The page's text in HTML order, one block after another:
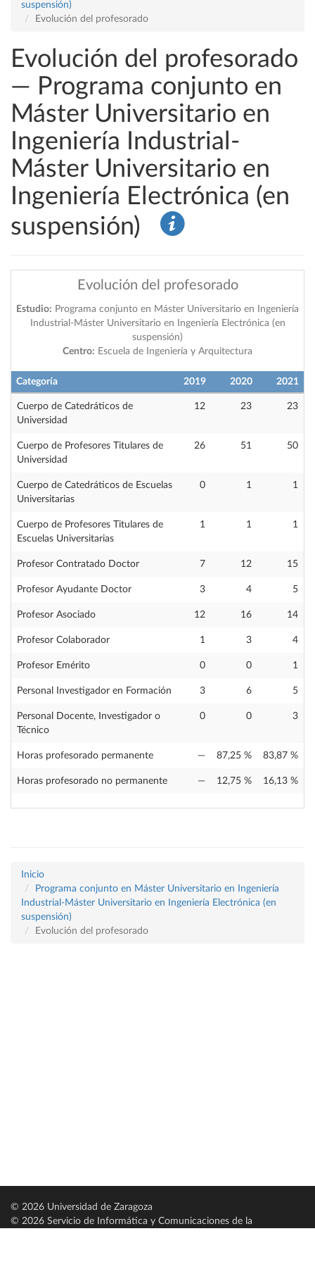
suspensión)
Evolución del profesorado
Evolución del profesorado
— Programa conjunto en
Máster Universitario en
Ingeniería Industrial-
Máster Universitario en
Ingeniería Electrónica (en
suspensión)
Evolución del profesorado
Estudio: Programa conjunto en Máster Universitario en Ingeniería
Industrial-Máster Universitario en Ingeniería Electrónica (en
suspensión)
Centro: Escuela de Ingeniería y Arquitectura
Categoría 2019 2020 2021
Cuerpo de Catedráticos de
Universidad
12 23 23
Cuerpo de Profesores Titulares de
Universidad
26 51 50
Cuerpo de Catedráticos de Escuelas
Universitarias
0 1 1
Cuerpo de Profesores Titulares de
Escuelas Universitarias
1 1 1
Profesor Contratado Doctor 7 12 15
Profesor Ayudante Doctor 3 4 5
Profesor Asociado 12 16 14
Profesor Colaborador 1 3 4
Profesor Emérito 0 0 1
Personal Investigador en Formación 3 6 5
Personal Docente, Investigador o
Técnico
0 0 3
Horas profesorado permanente — 87,25 % 83,87 %
Horas profesorado no permanente — 12,75 % 16,13 %
Inicio
Programa conjunto en Máster Universitario en Ingeniería
Industrial-Máster Universitario en Ingeniería Electrónica (en
suspensión)
Evolución del profesorado
© 2026 Universidad de Zaragoza
© 2026 Servicio de Informática y Comunicaciones de la